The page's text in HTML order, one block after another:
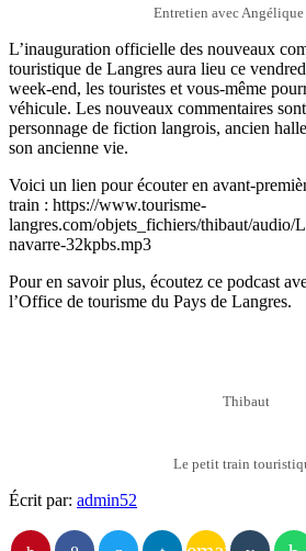
Entretien avec Angélique
L’inauguration officielle des nouveaux
touristique de Langres aura lieu ce
week-end, les touristes et vous-même
véhicule. Les nouveaux commentaires
personnage de fiction langrois, ancien
son ancienne vie.
Voici un lien pour écouter en avant-
train : https://www.tourisme-
langres.com/objets_fichiers/thibaut/audio/
navarre-32kpbs.mp3
Pour en savoir plus, écoutez ce podcast
l’Office de tourisme du Pays de Langres.
Thibaut
Le petit train
Écrit par: admin52